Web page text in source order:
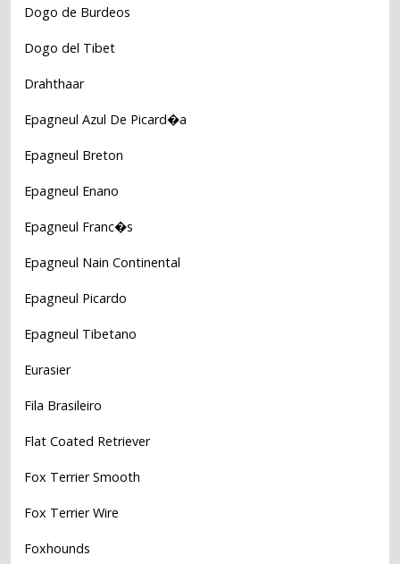
Dogo de Burdeos
Dogo del Tibet
Drahthaar
Epagneul Azul De Picard�a
Epagneul Breton
Epagneul Enano
Epagneul Franc�s
Epagneul Nain Continental
Epagneul Picardo
Epagneul Tibetano
Eurasier
Fila Brasileiro
Flat Coated Retriever
Fox Terrier Smooth
Fox Terrier Wire
Foxhounds